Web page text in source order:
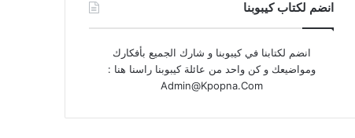
انضم لكتاب كيبوبنا
انضم لكتابنا في كيبوبنا و شارك الجميع بأفكارك
ومواضيعك و كن واحد من عائلة كيبوبنا راسنا هنا :
Admin@Kpopna.Com